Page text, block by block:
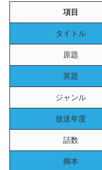
項目
タイトル
原題
英題
ジャンル
放送年度
話数
脚本